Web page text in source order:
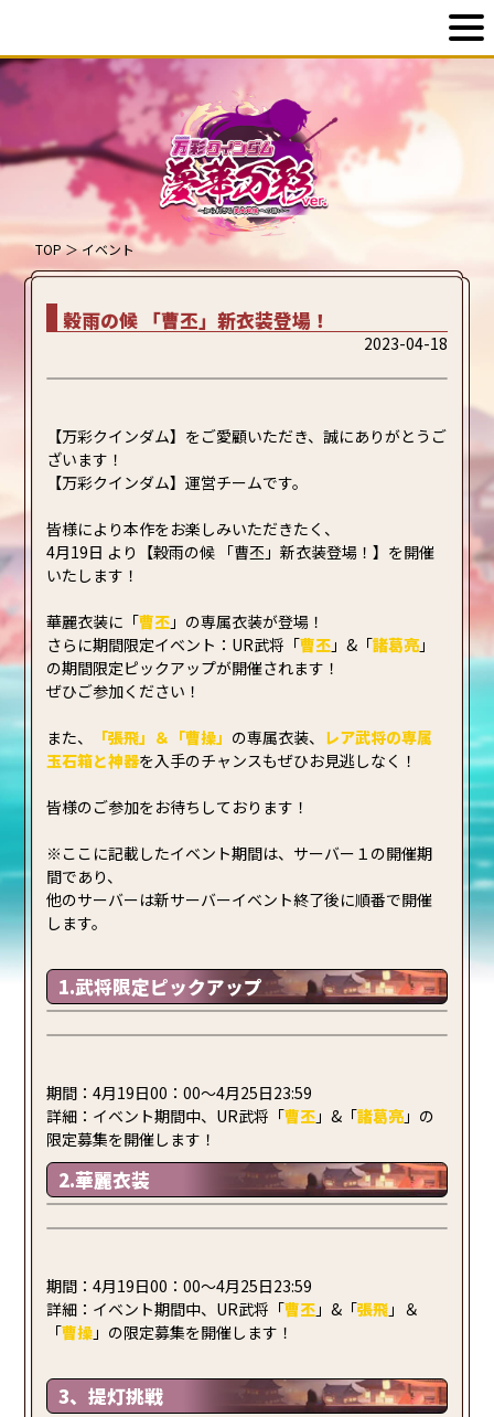
TOP＞イベント
穀雨の候 「曹丕」新衣装登場！
2023-04-18
【万彩クインダム】をご愛顧いただき、誠にありがとうご
ざいます！
【万彩クインダム】運営チームです。
皆様により本作をお楽しみいただきたく、
4月19日 より【穀雨の候 「曹丕」新衣装登場！】を開催
いたします！
華麗衣装に「曹丕 」の専属衣装が登場！
さらに期間限定イベント：UR武将「曹丕 」&「諸葛亮 」
の期間限定ピックアップが開催されます！
ぜひご参加ください！
また、 「張飛」＆「曹操」 の専属衣装、 レア武将の専属
玉石箱と神器を入手のチャンスもぜひお見逃しなく！
皆様のご参加をお待ちしております！
※ここに記載したイベント期間は、サーバー１の開催期
間であり、
他のサーバーは新サーバーイベント終了後に順番で開催
します。
1.武将限定ピックアップ
期間：4月19日00：00～4月25日23:59
詳細：イベント期間中、UR武将「曹丕 」&「諸葛亮 」の
限定募集を開催します！
2.華麗衣装
期間：4月19日00：00～4月25日23:59
詳細：イベント期間中、UR武将「曹丕 」&「張飛 」＆
「曹操 」の限定募集を開催します！
3、提灯挑戦